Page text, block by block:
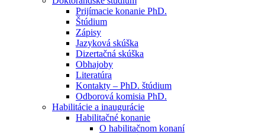
Prijímacie konanie PhD.
Štúdium
Zápisy
Jazyková skúška
Dizertačná skúška
Obhajoby
Literatúra
Kontakty – PhD. štúdium
Odborová komisia PhD.
Habilitácie a inaugurácie
Habilitačné konanie
O habilitačnom konaní